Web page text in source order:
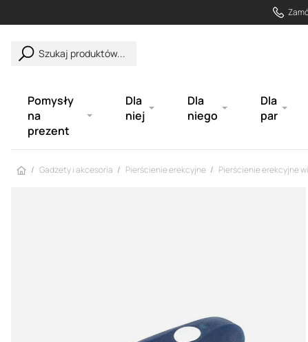
Szukaj produktów...
Pomysły
na
prezent
Dla
niej
Dla
niego
Dla
par
Strona główna
Gadżety i akcesoria Pierścienie erekcyjne Pierścienie erekcyjne